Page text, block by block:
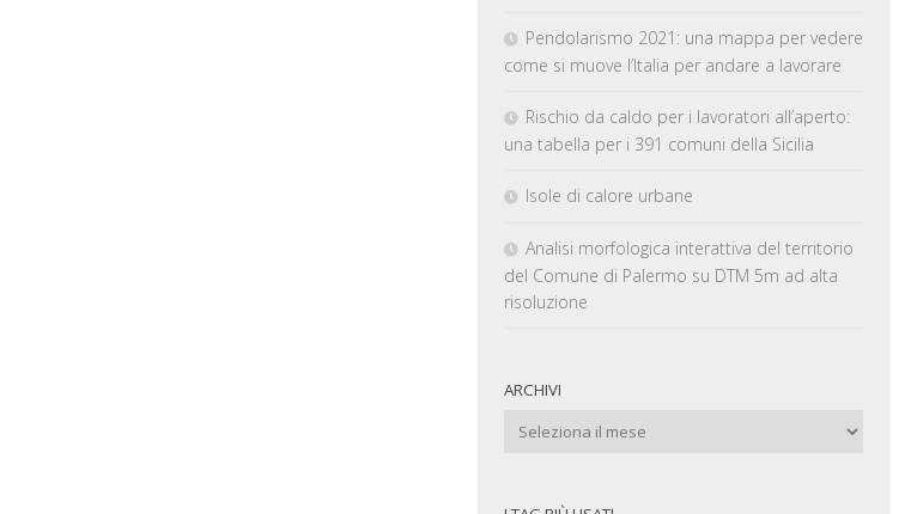
Pendolarismo 2021: una mappa per vedere
come si muove l’Italia per andare a lavorare
Rischio da caldo per i lavoratori all’aperto:
una tabella per i 391 comuni della Sicilia
Isole di calore urbane
Analisi morfologica interattiva del territorio
del Comune di Palermo su DTM 5m ad alta
risoluzione
ARCHIVI
Archivi